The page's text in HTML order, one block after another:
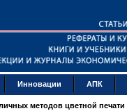
Инновации АПК
методов цветной печати